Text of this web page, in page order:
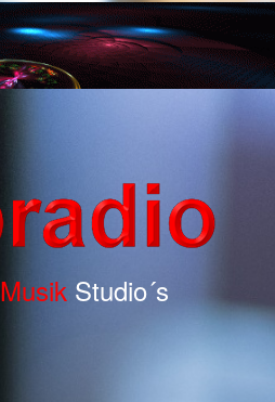
Musik Studio´s